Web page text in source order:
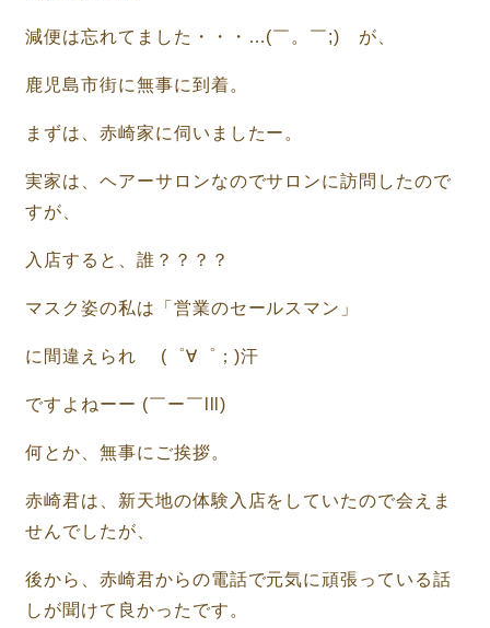
減便は忘れてました・・・…(￣。￣;) が、
鹿児島市街に無事に到着。
まずは、赤崎家に伺いましたー。
実家は、ヘアーサロンなのでサロンに訪問したので
すが、
入店すると、誰？？？？
マスク姿の私は「営業のセールスマン」
に間違えられ (゜∀゜；)汗
ですよねーー (￣ー￣lll)
何とか、無事にご挨拶。
赤崎君は、新天地の体験入店をしていたので会えま
せんでしたが、
後から、赤崎君からの電話で元気に頑張っている話
しが聞けて良かったです。